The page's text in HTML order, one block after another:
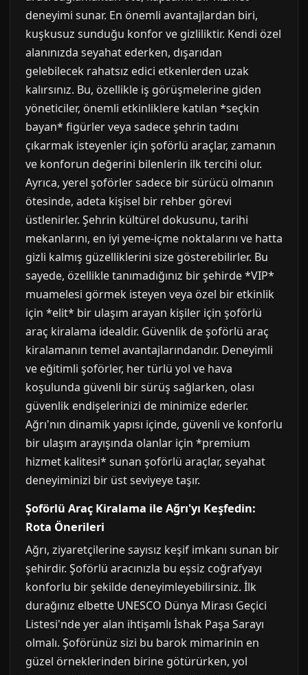
deneyimi sunar. En önemli avantajlardan biri,
kuşkusuz sunduğu konfor ve gizliliktir. Kendi özel
alanınızda seyahat ederken, dışarıdan
gelebilecek rahatsız edici etkenlerden uzak
kalırsınız. Bu, özellikle iş görüşmelerine giden
yöneticiler, önemli etkinliklere katılan *seçkin
bayan* figürler veya sadece şehrin tadını
çıkarmak isteyenler için şoförlü araçlar, zamanın
ve konforun değerini bilenlerin ilk tercihi olur.
Ayrıca, yerel şoförler sadece bir sürücü olmanın
ötesinde, adeta kişisel bir rehber görevi
üstlenirler. Şehrin kültürel dokusunu, tarihi
mekanlarını, en iyi yeme-içme noktalarını ve hatta
gizli kalmış güzelliklerini size gösterebilirler. Bu
sayede, özellikle tanımadığınız bir şehirde *VIP*
muamelesi görmek isteyen veya özel bir etkinlik
için *elit* bir ulaşım arayan kişiler için şoförlü
araç kiralama idealdir. Güvenlik de şoförlü araç
kiralamanın temel avantajlarındandır. Deneyimli
ve eğitimli şoförler, her türlü yol ve hava
koşulunda güvenli bir sürüş sağlarken, olası
güvenlik endişelerinizi de minimize ederler.
Ağrı'nın dinamik yapısı içinde, güvenli ve konforlu
bir ulaşım arayışında olanlar için *premium
hizmet kalitesi* sunan şoförlü araçlar, seyahat
deneyiminizi bir üst seviyeye taşır.
Şoförlü Araç Kiralama ile Ağrı'yı Keşfedin:
Rota Önerileri
Ağrı, ziyaretçilerine sayısız keşif imkanı sunan bir
şehirdir. Şoförlü aracınızla bu eşsiz coğrafyayı
konforlu bir şekilde deneyimleyebilirsiniz. İlk
durağınız elbette UNESCO Dünya Mirası Geçici
Listesi'nde yer alan ihtişamlı İshak Paşa Sarayı
olmalı. Şoförünüz sizi bu barok mimarinin en
güzel örneklerinden birine götürürken, yol